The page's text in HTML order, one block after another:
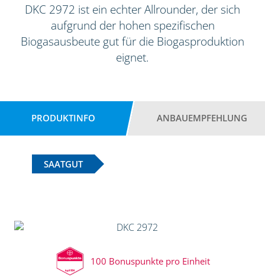
DKC 2972 ist ein echter Allrounder, der sich
aufgrund der hohen spezifischen
Biogasausbeute gut für die Biogasproduktion
eignet.
PRODUKTINFO ANBAUEMPFEHLUNG
SAATGUT
100 Bonuspunkte pro Einheit